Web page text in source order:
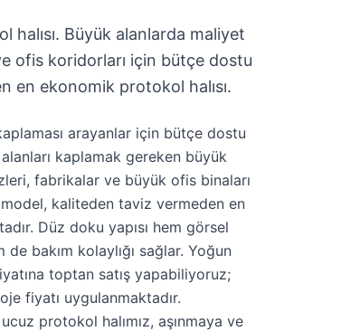
halısı. Büyük alanlarda maliyet
ofis koridorları için bütçe dostu
en ekonomik protokol halısı.
arayanlar için bütçe dostu
kaplamak gereken büyük
fabrikalar ve büyük ofis binaları
kaliteden taviz vermeden en
Düz doku yapısı hem görsel
bakım kolaylığı sağlar. Yoğun
toptan satış yapabiliyoruz;
fiyatı uygulanmaktadır.
protokol halımız, aşınmaya ve